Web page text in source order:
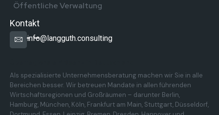
Öffentliche Verwaltung
Kontakt
info@langguth.consulting
Als spezialisierte Unternehmensberatung machen wir Sie in alle
Bereichen besser. Wir betreuen Mandate in allen führenden
Wirtschaftsregionen und Großräumen – darunter Berlin,
Hamburg, München, Köln, Frankfurt am Main, Stuttgart, Düsseldorf,